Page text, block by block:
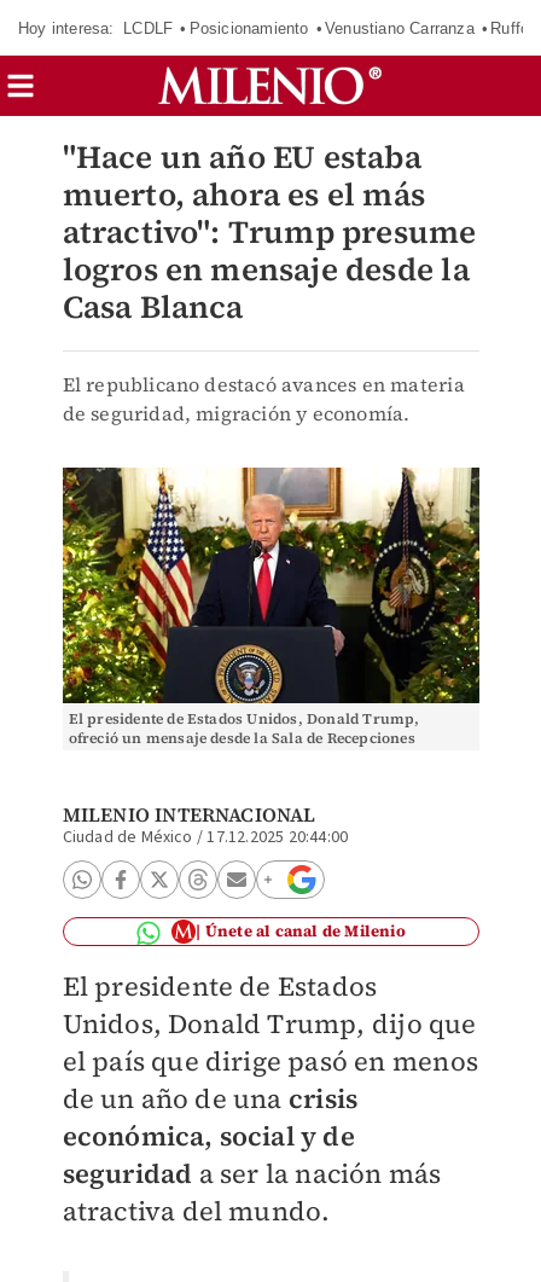
Hoy interesa: LCDLF Posicionamiento Venustiano Carranza Ruffo
"Hace un año EU estaba
muerto, ahora es el más
atractivo": Trump presume
logros en mensaje desde la
Casa Blanca
El republicano destacó avances en materia
de seguridad, migración y economía.
El presidente de Estados Unidos, Donald Trump,
ofreció un mensaje desde la Sala de Recepciones
MILENIO INTERNACIONAL
Ciudad de México /17.12.2025 20:44:00
Únete al canal de Milenio
El presidente de Estados
Unidos, Donald Trump, dijo que
el país que dirige pasó en menos
de un año de una crisis
económica, social y de
seguridad a ser la nación más
atractiva del mundo.